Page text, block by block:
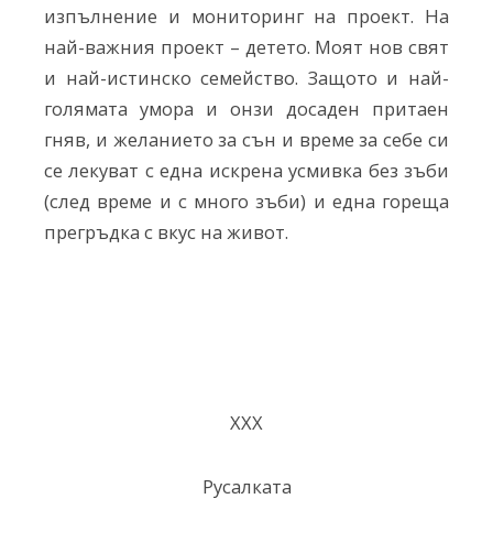
изпълнение и мониторинг на проект. На
най-важния проект – детето. Моят нов свят
и най-истинско семейство. Защото и най-
голямата умора и онзи досаден притаен
гняв, и желанието за сън и време за себе си
се лекуват с една искрена усмивка без зъби
(след време и с много зъби) и една гореща
прегръдка с вкус на живот.
ХХХ
Русалката